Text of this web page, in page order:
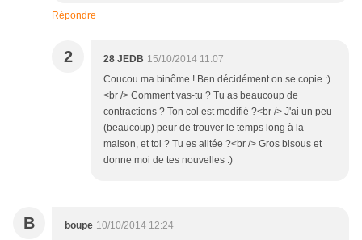
Répondre
2 28 JEDB 15/10/2014 11:07
Coucou ma binôme ! Ben décidément on se copie :)
<br /> Comment vas-tu ? Tu as beaucoup de
contractions ? Ton col est modifié ?<br /> J'ai un peu
(beaucoup) peur de trouver le temps long à la
maison, et toi ? Tu es alitée ?<br /> Gros bisous et
donne moi de tes nouvelles :)
B boupe 10/10/2014 12:24